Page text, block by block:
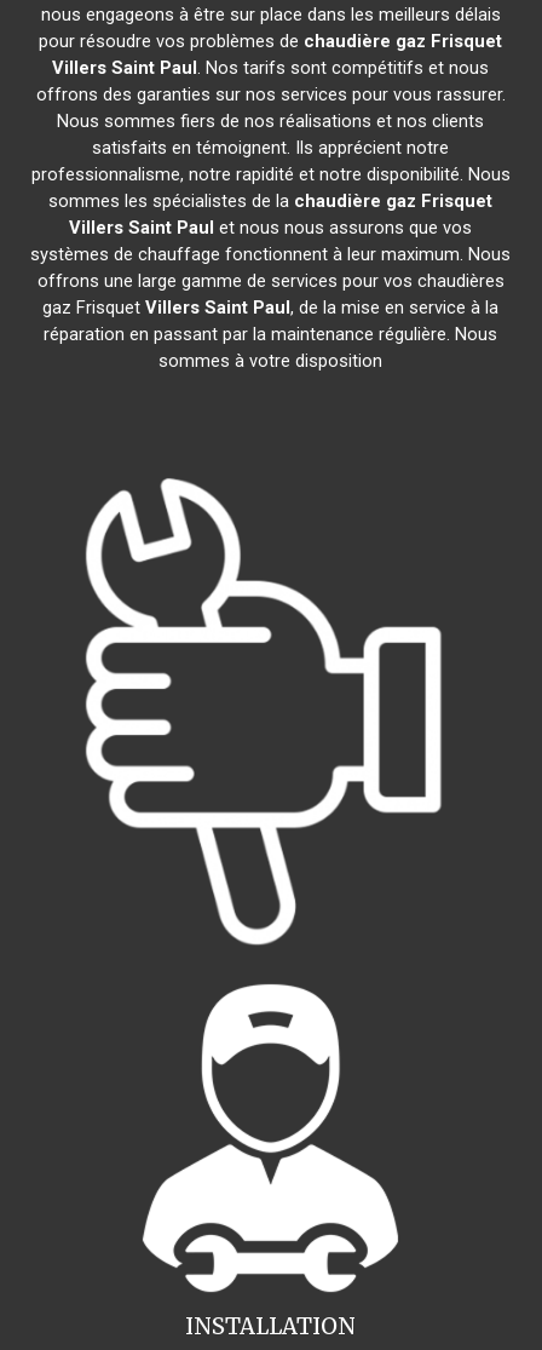
nous engageons à être sur place dans les meilleurs délais
pour résoudre vos problèmes de chaudière gaz Frisquet
Villers Saint Paul. Nos tarifs sont compétitifs et nous
offrons des garanties sur nos services pour vous rassurer.
Nous sommes fiers de nos réalisations et nos clients
satisfaits en témoignent. Ils apprécient notre
professionnalisme, notre rapidité et notre disponibilité. Nous
sommes les spécialistes de la chaudière gaz Frisquet
Villers Saint Paul et nous nous assurons que vos
systèmes de chauffage fonctionnent à leur maximum. Nous
offrons une large gamme de services pour vos chaudières
gaz FrisquetVillers Saint Paul, de la mise en service à la
réparation en passant par la maintenance régulière. Nous
sommes à votre disposition
INSTALLATION